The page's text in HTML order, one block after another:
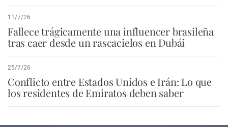
11/7/26
Fallece trágicamente una influencer brasileña
tras caer desde un rascacielos en Dubái
25/7/26
Conflicto entre Estados Unidos e Irán: Lo que
los residentes de Emiratos deben saber